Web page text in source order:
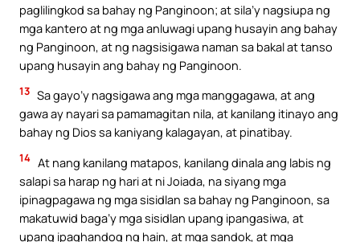
paglilingkod sa bahay ng Panginoon; at sila’y nagsiupa ng
mga kantero at ng mga anluwagi upang husayin ang bahay
ng Panginoon, at ng nagsisigawa naman sa bakal at tanso
upang husayin ang bahay ng Panginoon.
13 Sa gayo’y nagsigawa ang mga manggagawa, at ang
gawa ay nayari sa pamamagitan nila, at kanilang itinayo ang
bahay ng Dios sa kaniyang kalagayan, at pinatibay.
14 At nang kanilang matapos, kanilang dinala ang labis ng
salapi sa harap ng hari at ni Joiada, na siyang mga
ipinagpagawa ng mga sisidlan sa bahay ng Panginoon, sa
makatuwid baga’y mga sisidlan upang ipangasiwa, at
upang ipaghandog ng hain, at mga sandok, at mga